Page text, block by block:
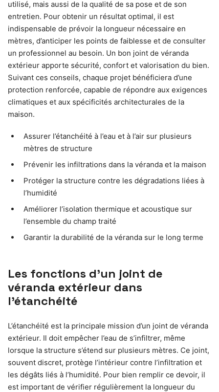
utilisé, mais aussi de la qualité de sa pose et de son
entretien. Pour obtenir un résultat optimal, il est
indispensable de prévoir la longueur nécessaire en
mètres, d’anticiper les points de faiblesse et de consulter
un professionnel au besoin. Un bon joint de véranda
extérieur apporte sécurité, confort et valorisation du bien.
Suivant ces conseils, chaque projet bénéficiera d’une
protection renforcée, capable de répondre aux exigences
climatiques et aux spécificités architecturales de la
maison.
Assurer l’étanchéité à l’eau et à l’air sur plusieurs
mètres de structure
Prévenir les infiltrations dans la véranda et la maison
Protéger la structure contre les dégradations liées à
l’humidité
Améliorer l’isolation thermique et acoustique sur
l’ensemble du champ traité
Garantir la durabilité de la véranda sur le long terme
Les fonctions d’un joint de
véranda extérieur dans
l’étanchéité
L’étanchéité est la principale mission d’un joint de véranda
extérieur. Il doit empêcher l’eau de s’infiltrer, même
lorsque la structure s’étend sur plusieurs mètres. Ce joint,
souvent discret, protège l’intérieur contre l’infiltration et
les dégâts liés à l’humidité. Pour bien remplir ce devoir, il
est important de vérifier régulièrement la longueur du